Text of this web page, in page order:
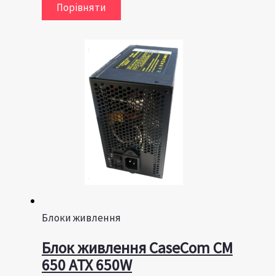
Порівняти
Блоки живлення
Блок живлення CaseCom CM
650 ATX 650W